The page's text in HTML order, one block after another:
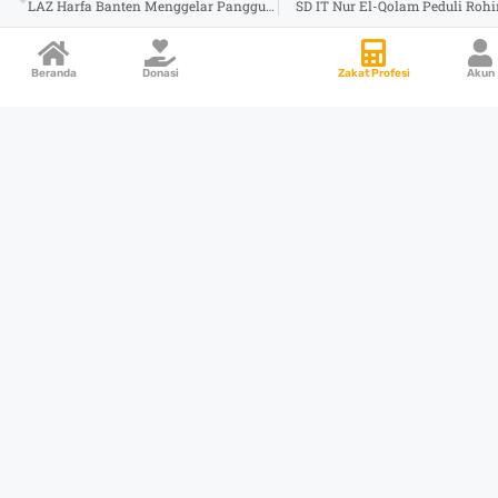
LAZ Harfa Banten Menggelar Panggung Kemanusiaan Di Alun-alun Pandeglang SD IT Nur El-Qolam Peduli
Beranda Donasi Zakat Profesi Akun